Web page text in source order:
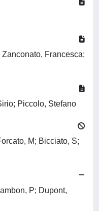
Francesca;
Piccolo, Stefano
M; Bicciato, S;
P; Dupont,